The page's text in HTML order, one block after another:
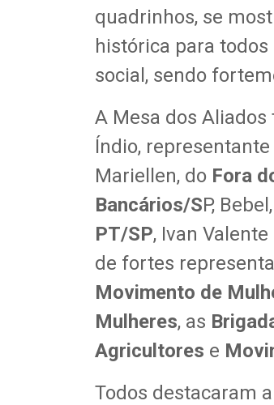
quadrinhos, se
histórica para
social, sendo
A Mesa dos Aliados
Índio, representante
Mariellen, do Fora
Bancários/SP,
PT/SP, Ivan Valente
de fortes
Movimento de
Mulheres, as
Agricultores e
Todos destacaram